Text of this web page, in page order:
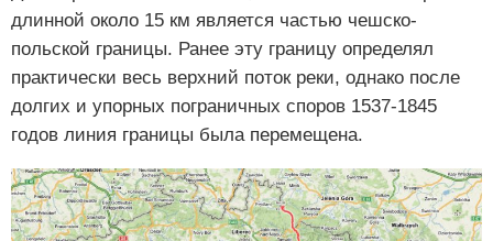
длинной около 15 км является частью чешско-
польской границы. Ранее эту границу определял
практически весь верхний поток реки, однако после
долгих и упорных пограничных споров 1537-1845
годов линия границы была перемещена.